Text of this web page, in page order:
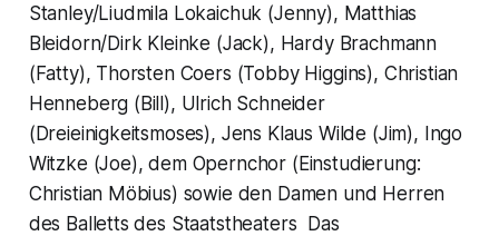
Stanley/Liudmila Lokaichuk (Jenny), Matthias
Bleidorn/Dirk Kleinke (Jack), Hardy Brachmann
(Fatty), Thorsten Coers (Tobby Higgins), Christian
Henneberg (Bill), Ulrich Schneider
(Dreieinigkeitsmoses), Jens Klaus Wilde (Jim), Ingo
Witzke (Joe), dem Opernchor (Einstudierung:
Christian Möbius) sowie den Damen und Herren
des Balletts des Staatstheaters Das